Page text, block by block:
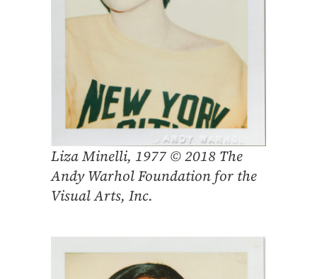
Liza Minelli, 1977 © 2018 The
Andy Warhol Foundation for the
Visual Arts, Inc.